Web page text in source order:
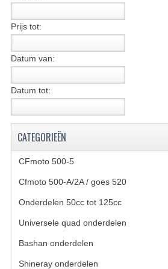
KETTING EN TANDWIELEN
REM SYSTEEM
UITLAAT SYSTEEM
Prijs tot:
Datum van:
Datum tot:
CATEGORIEËN
CFmoto 500-5(5)
Cfmoto 500-A/2A / goes 520(347)
Onderdelen 50cc tot 125cc(49)
Universele quad onderdelen
Bashan onderdelen
Shineray onderdelen